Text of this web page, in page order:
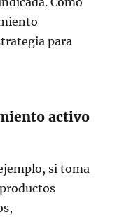
para
activo
si toma